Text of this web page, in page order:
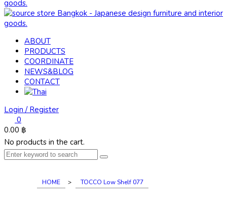
ABOUT
PRODUCTS
COORDINATE
NEWS&BLOG
CONTACT
Login / Register
0
0.00 ฿
No products in the cart.
HOME > TOCCO Low Shelf 077